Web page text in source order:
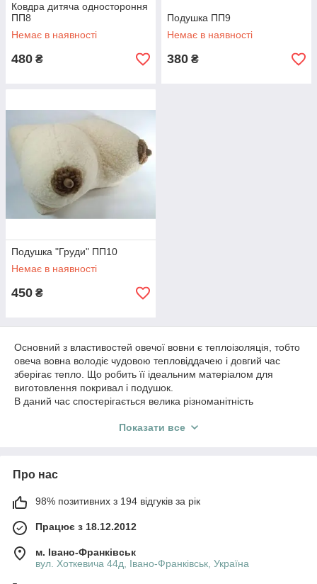
Ковдра дитяча одностороння
ПП8
Немає в наявності
480 ₴
Подушка ПП9
Немає в наявності
380 ₴
Подушка "Груди" ПП10
Немає в наявності
450 ₴
Основний з властивостей овечої вовни є теплоізоляція, тобто
овеча вовна володіє чудовою тепловіддачею і довгий час
зберігає тепло. Що робить її ідеальним матеріалом для
виготовлення покривал і подушок.
В даний час спостерігається велика різноманітність
основному їх можна розділити на дві основні категорії: перша
недоліки, так і переваги.
Постільні приналежності призначені для того, щоб
забезпечити вам здоровий, комфортний і приємний сон.
Вибираючи для себе постільні приналежності обов'язково
зверніть увагу на наповнювач, краще, звичайно вибрати
натуральний, адже в натуральних тканинах зберігаються її
природні властивості, яких у штучно виготовлених тканинах
немає. Овчина це матеріал володіє неоціненими
Показати все
Про нас
98% позитивних з 194 відгуків за рік
Працює з 18.12.2012
м. Івано-Франківськ
вул. Хоткевича 44д, Івано-Франківськ, Україна